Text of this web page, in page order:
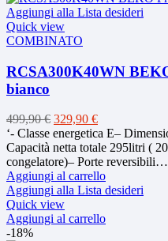
Aggiungi alla Lista desideri
Quick view
COMBINATO
RCSA300K40WN
bianco
499,90€ Il
prezzo
originale
era:
499,90 €.
329,90 €Il
prezzo
attuale
è:
329,90 €.
‘- Classe energetica E–
Capacità netta totale 295litri (
congelatore)– Porte reversibili…
Aggiungi al carrello
Aggiungi alla Lista desideri
Quick view
Aggiungi al carrello
-18%